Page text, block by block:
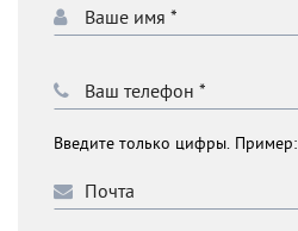
Введите только цифры. Пример: